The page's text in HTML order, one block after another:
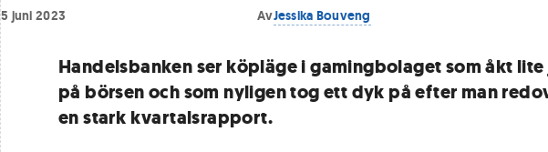
5 juni 2023 AvJessika Bouveng
Handelsbanken ser köpläge i gamingbolaget som åkt
på börsen och som nyligen tog ett dyk på efter man
en stark kvartalsrapport.